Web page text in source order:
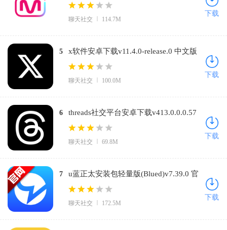
Plus)v3.14.3 免费版
聊天社交 114.7M
下载
5 x软件安卓下载v11.4.0-release.0 中文版
聊天社交 100.0M
下载
6
threads社交平台安卓下载v413.0.0.0.57
安卓版
聊天社交 69.8M
下载
7
u蓝正太安装包轻量版(Blued)v7.39.0 官
方正版
聊天社交 172.5M
下载